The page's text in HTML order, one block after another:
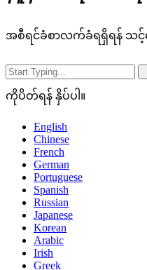
အစီရင်ခံစာလက်ခံရရှိရန် သင့်
ကိုပိတ်ရန် နှိပ်ပါ။
English
Chinese
French
German
Portuguese
Spanish
Russian
Japanese
Korean
Arabic
Irish
Greek